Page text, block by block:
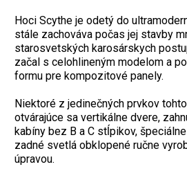
Hoci Scythe je odetý do
stále zachováva počas jej stavby
starosvetských karosárskych
začal s celohlineným modelom a
formu pre kompozitové panely.
Niektoré z jedinečných prvkov
otvárajúce sa vertikálne dvere,
kabíny bez B a C stĺpikov,
zadné svetlá obklopené ručne
úpravou.